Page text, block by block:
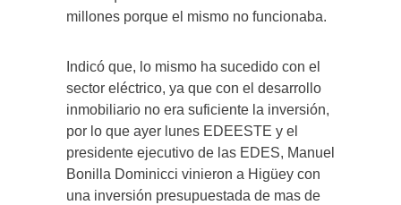
millones porque el mismo no funcionaba.
Indicó que, lo mismo ha sucedido con el
sector eléctrico, ya que con el desarrollo
inmobiliario no era suficiente la inversión,
por lo que ayer lunes EDEESTE y el
presidente ejecutivo de las EDES, Manuel
Bonilla Dominicci vinieron a Higüey con
una inversión presupuestada de mas de